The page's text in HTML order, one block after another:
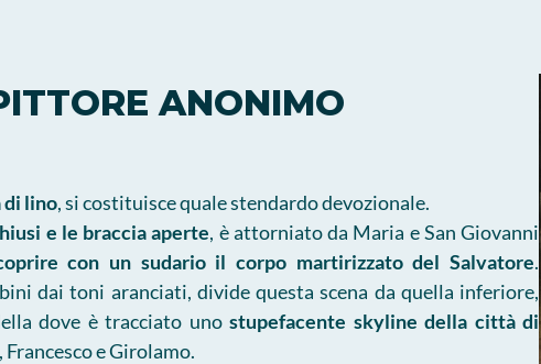
ANONIMO
di lino, si costituisce quale stendardo devozionale.
e le braccia aperte, è attorniato da Maria e San Giovanni
con un sudario il corpo martirizzato del Salvatore.
dai toni aranciati, divide questa scena da quella inferiore,
dove è tracciato unostupefacente skyline della città di
e Girolamo.